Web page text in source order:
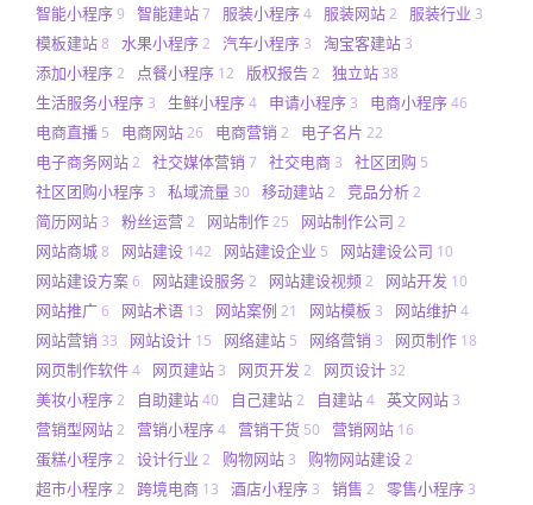
智能小程序9 智能建站7 服装小程序4 服装网站2 服装行业 3
模板建站8 水果小程序2 汽车小程序 3 淘宝客建站 3
添加小程序2 点餐小程序 12 版权报告2 独立站 38
生活服务小程序 3 生鲜小程序4 申请小程序 3 电商小程序46
电商直播 5 电商网站26 电商营销 2 电子名片 22
电子商务网站2 社交媒体营销 7 社交电商 3 社区团购 5
社区团购小程序 3 私域流量 30 移动建站2 竞品分析2
简历网站 3 粉丝运营2 网站制作25 网站制作公司 2
网站商城8 网站建设 142 网站建设企业 5 网站建设公司 10
网站建设方案6 网站建设服务2 网站建设视频2 网站开发 10
网站推广6 网站术语 13 网站案例 21 网站模板 3 网站维护 4
网站营销 33 网站设计 15 网络建站 5 网络营销 3 网页制作 18
网页制作软件4 网页建站 3 网页开发 2 网页设计 32
美妆小程序2 自助建站40 自己建站2 自建站4 英文网站 3
营销型网站2 营销小程序4 营销干货 50 营销网站 16
蛋糕小程序2 设计行业 2 购物网站 3 购物网站建设2
超市小程序2 跨境电商 13 酒店小程序 3 销售 2 零售小程序 3